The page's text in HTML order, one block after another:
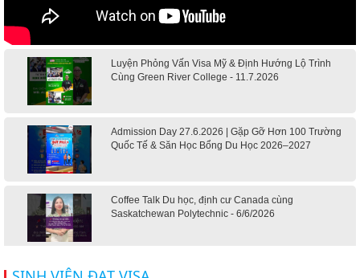
Luyện Phỏng Vấn Visa Mỹ & Định Hướng Lộ Trình
Cùng Green River College - 11.7.2026
Admission Day 27.6.2026 | Gặp Gỡ Hơn 100 Trường
Quốc Tế & Săn Học Bổng Du Học 2026–2027
Coffee Talk Du học, định cư Canada cùng
Saskatchewan Polytechnic - 6/6/2026
Hội thảo du học Mỹ 18.4.2026 - Đại học Mỹ học phí